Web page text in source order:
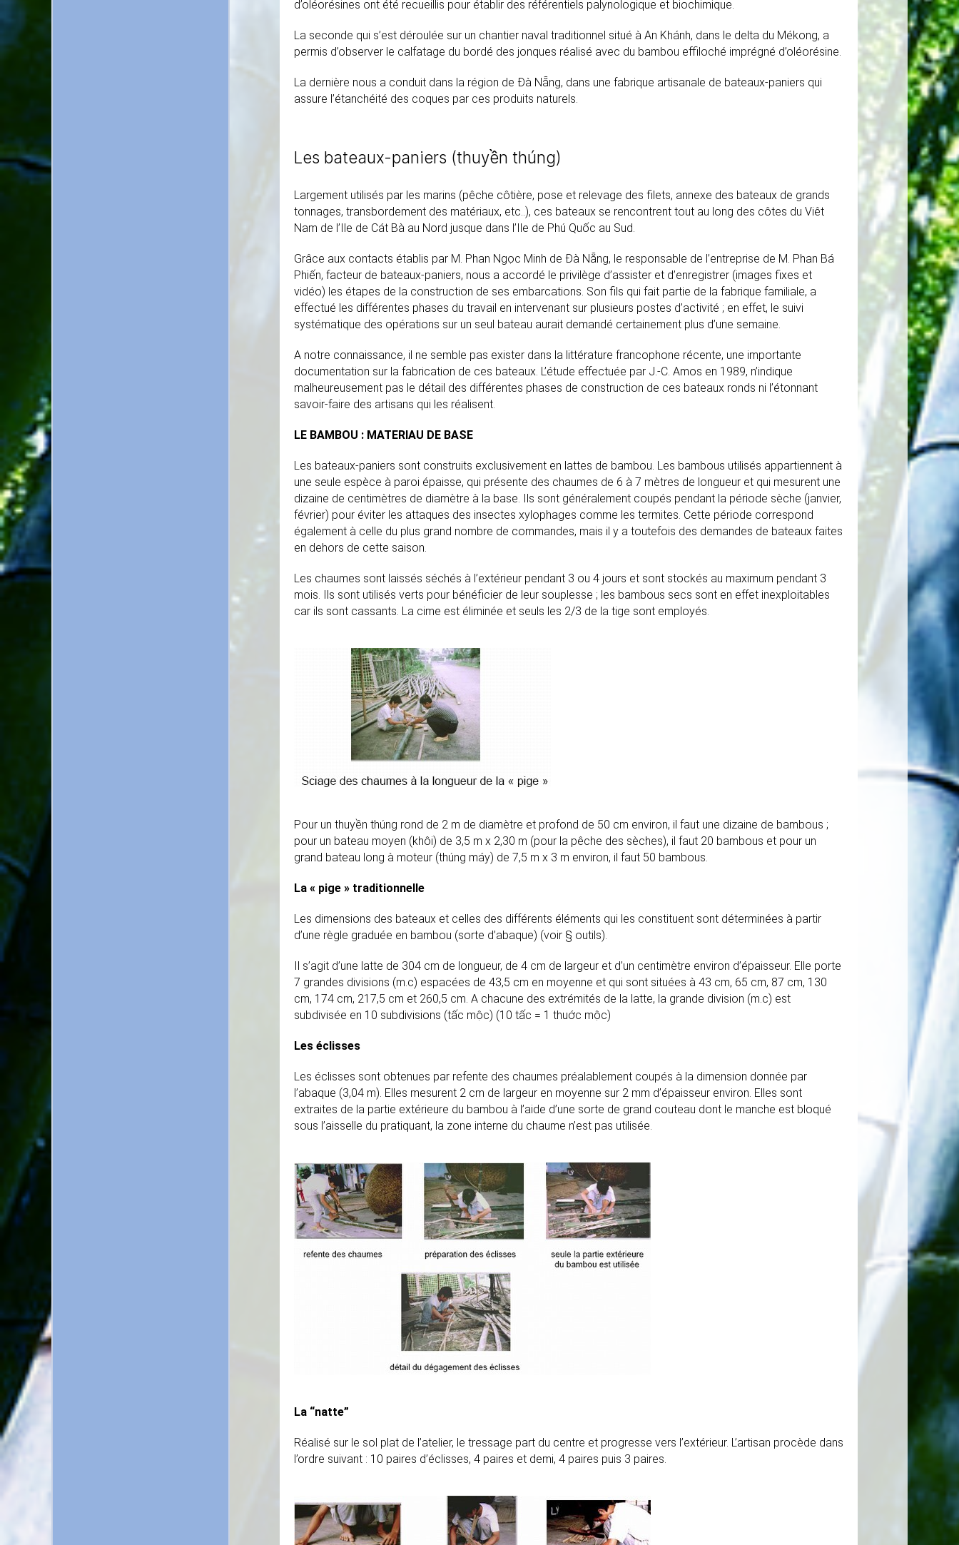
d’oléorésines ont été recueillis pour établir des référentiels palynologique et biochimique.
La seconde qui s’est déroulée sur un chantier naval traditionnel situé à An Khánh, dans le delta du Mékong, a
permis d’observer le calfatage du bordé des jonques réalisé avec du bambou effiloché imprégné d’oléorésine.
La dernière nous a conduit dans la région de Ðà Nẵng, dans une fabrique artisanale de bateaux-paniers qui
assure l’étanchéité des coques par ces produits naturels.
Les bateaux-paniers (thuyền thúng)
Largement utilisés par les marins (pêche côtière, pose et relevage des filets, annexe des bateaux de grands
tonnages, transbordement des matériaux, etc..), ces bateaux se rencontrent tout au long des côtes du Viêt
Nam de l’Ile de Cát Bà au Nord jusque dans l’Ile de Phú Quốc au Sud.
Grâce aux contacts établis par M. Phan Ngọc Minh de Ðà Nẵng, le responsable de l’entreprise de M. Phan Bá
Phiến, facteur de bateaux-paniers, nous a accordé le privilège d’assister et d’enregistrer (images fixes et
vidéo) les étapes de la construction de ses embarcations. Son fils qui fait partie de la fabrique familiale, a
effectué les différentes phases du travail en intervenant sur plusieurs postes d’activité ; en effet, le suivi
systématique des opérations sur un seul bateau aurait demandé certainement plus d’une semaine.
A notre connaissance, il ne semble pas exister dans la littérature francophone récente, une importante
documentation sur la fabrication de ces bateaux. L’étude effectuée par J.-C. Amos en 1989, n’indique
malheureusement pas le détail des différentes phases de construction de ces bateaux ronds ni l’étonnant
savoir-faire des artisans qui les réalisent.
LE BAMBOU : MATERIAU DE BASE
Les bateaux-paniers sont construits exclusivement en lattes de bambou. Les bambous utilisés appartiennent à
une seule espèce à paroi épaisse, qui présente des chaumes de 6 à 7 mètres de longueur et qui mesurent une
dizaine de centimètres de diamètre à la base. Ils sont généralement coupés pendant la période sèche (janvier,
février) pour éviter les attaques des insectes xylophages comme les termites. Cette période correspond
également à celle du plus grand nombre de commandes, mais il y a toutefois des demandes de bateaux faites
en dehors de cette saison.
Les chaumes sont laissés séchés à l’extérieur pendant 3 ou 4 jours et sont stockés au maximum pendant 3
mois. Ils sont utilisés verts pour bénéficier de leur souplesse ; les bambous secs sont en effet inexploitables
car ils sont cassants. La cime est éliminée et seuls les 2/3 de la tige sont employés.
Pour un thuyền thúng rond de 2 m de diamètre et profond de 50 cm environ, il faut une dizaine de bambous ;
pour un bateau moyen (khôi) de 3,5 m x 2,30 m (pour la pêche des sèches), il faut 20 bambous et pour un
grand bateau long à moteur (thúng máy) de 7,5 m x 3 m environ, il faut 50 bambous.
La « pige » traditionnelle
Les dimensions des bateaux et celles des différents éléments qui les constituent sont déterminées à partir
d’une règle graduée en bambou (sorte d’abaque) (voir § outils).
Il s’agit d’une latte de 304 cm de longueur, de 4 cm de largeur et d’un centimètre environ d’épaisseur. Elle porte
7 grandes divisions (m.c) espacées de 43,5 cm en moyenne et qui sont situées à 43 cm, 65 cm, 87 cm, 130
cm, 174 cm, 217,5 cm et 260,5 cm. A chacune des extrémités de la latte, la grande division (m.c) est
subdivisée en 10 subdivisions (tấc mộc) (10 tấc = 1 thuớc mộc)
Les éclisses
Les éclisses sont obtenues par refente des chaumes préalablement coupés à la dimension donnée par
l’abaque (3,04 m). Elles mesurent 2 cm de largeur en moyenne sur 2 mm d’épaisseur environ. Elles sont
extraites de la partie extérieure du bambou à l’aide d’une sorte de grand couteau dont le manche est bloqué
sous l’aisselle du pratiquant, la zone interne du chaume n’est pas utilisée.
La “natte”
Réalisé sur le sol plat de l’atelier, le tressage part du centre et progresse vers l’extérieur. L’artisan procède dans
l’ordre suivant : 10 paires d’éclisses, 4 paires et demi, 4 paires puis 3 paires.